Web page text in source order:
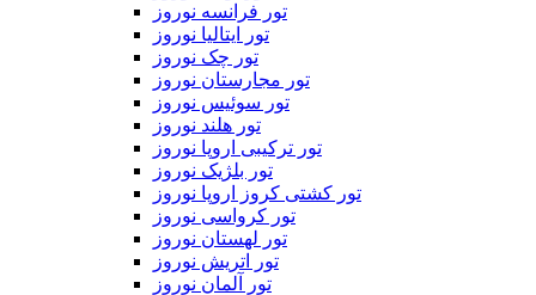
تور فرانسه نوروز
تور ایتالیا نوروز
تور چک نوروز
تور مجارستان نوروز
تور سوئیس نوروز
تور هلند نوروز
تور ترکیبی اروپا نوروز
تور بلژیک نوروز
تور کشتی کروز اروپا نوروز
تور کرواسی نوروز
تور لهستان نوروز
تور اتریش نوروز
تور آلمان نوروز